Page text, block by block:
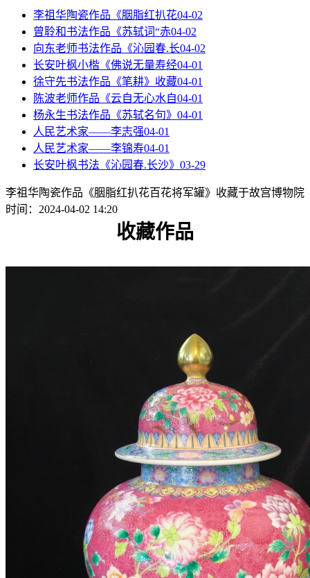
李祖华陶瓷作品《胭脂红扒花04-02
曾聆和书法作品《苏轼词“赤04-02
向东老师书法作品《沁园春.长04-02
长安叶枫小楷《佛说无量寿经04-01
徐守先书法作品《笔耕》收藏04-01
陈波老师作品《云自无心水自04-01
杨永生书法作品《苏轼名句》 04-01
人民艺术家——李志强04-01
人民艺术家——李锦寿04-01
长安叶枫书法《沁园春.长沙》 03-29
李祖华陶瓷作品《胭脂红扒花百花将军罐》收藏于故宫博物院
时间：2024-04-02 14:20
收藏作品